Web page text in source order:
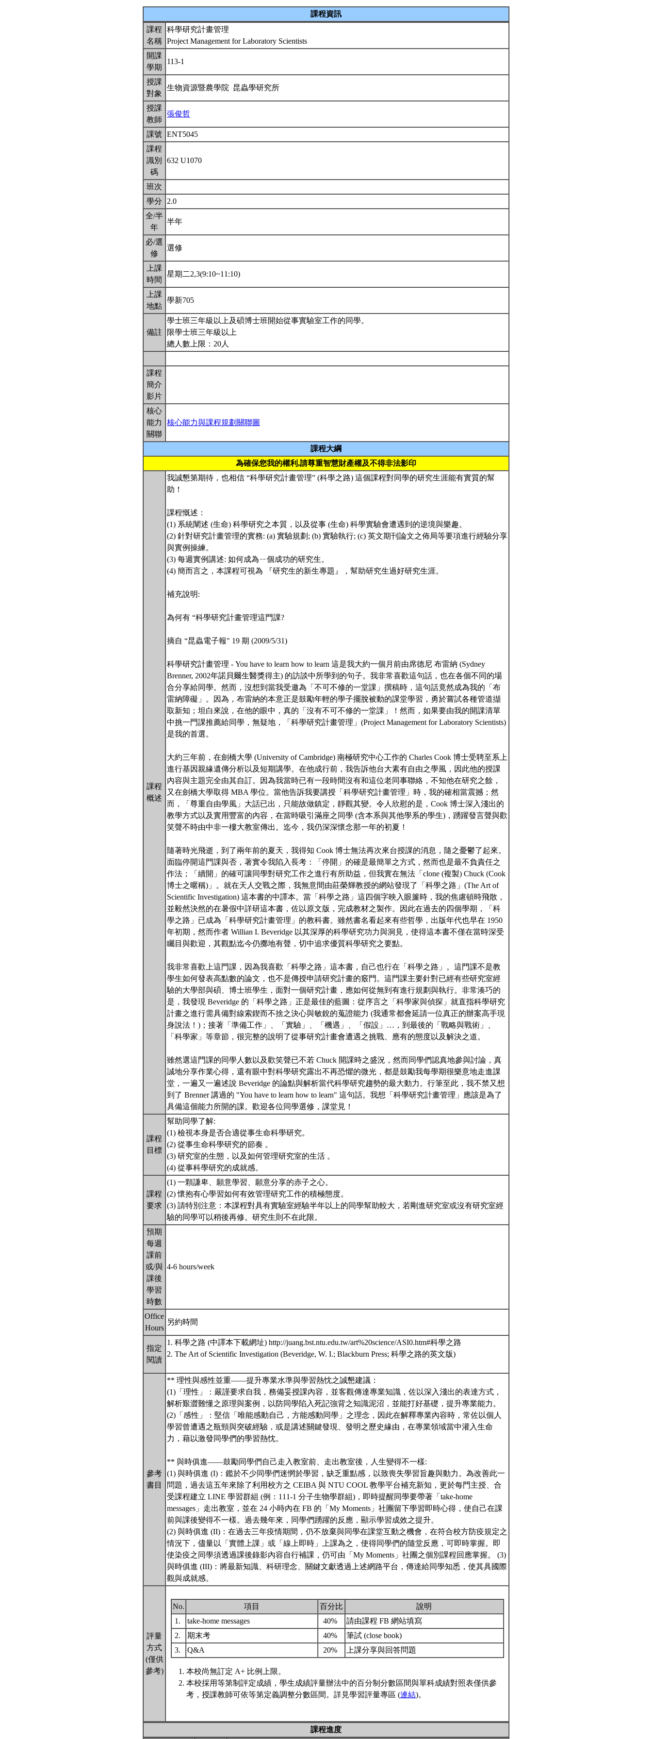
課程資訊
課程
名稱
科學研究計畫管理
Project Management for Laboratory Scientists
開課
學期
113-1
授課
對象
生物資源暨農學院 昆蟲學研究所
授課
教師
張俊哲
課號
ENT5045
課程
識別
碼
632 U1070
班次
學分
2.0
全/半
年
半年
必/選
修
選修
上課
時間
星期二2,3(9:10~11:10)
上課
地點
學新705
備註
學士班三年級以上及碩博士班開始從事實驗室工作的同學。
限學士班三年級以上
總人數上限：20人
課程
簡介
影片
核心
能力
關聯
核心能力與課程規劃關聯圖
課程大綱
為確保您我的權利,請尊重智慧財產權及不得非法影印
課程
概述
我誠懇第期待，也相信 “科學研究計畫管理” (科學之路) 這個課程對同學的研究生涯能有實質的幫
助！
課程慨述：
(1) 系統闡述 (生命) 科學研究之本質，以及從事 (生命) 科學實驗會遭遇到的逆境與樂趣。
(2) 針對研究計畫管理的實務: (a) 實驗規劃; (b) 實驗執行; (c) 英文期刊論文之佈局等要項進行經驗分享
與實例操練。
(3) 每週實例講述: 如何成為ㄧ個成功的研究生。
(4) 簡而言之，本課程可視為 『研究生的新生專題』，幫助研究生過好研究生涯。
補充說明:
為何有 “科學研究計畫管理這門課?
摘自 “昆蟲電子報" 19 期 (2009/5/31)
科學研究計畫管理 - You have to learn how to learn 這是我大約一個月前由席德尼 布雷納 (Sydney
Brenner, 2002年諾貝爾生醫獎得主) 的訪談中所學到的句子。我非常喜歡這句話，也在各個不同的場
合分享給同學。然而，沒想到當我受邀為「不可不修的一堂課」撰稿時，這句話竟然成為我的「布
雷納障礙」。因為，布雷納的本意正是鼓勵年輕的學子擺脫被動的課堂學習，勇於嘗試各種管道擷
取新知；坦白來說，在他的眼中，真的「沒有不可不修的一堂課」！然而，如果要由我的開課清單
中挑一門課推薦給同學，無疑地，「科學研究計畫管理」(Project Management for Laboratory Scientists)
是我的首選。
大約三年前，在劍橋大學 (University of Cambridge) 南極研究中心工作的 Charles Cook 博士受聘至系上
進行基因親緣遺傳分析以及短期講學。在他成行前，我告訴他台大素有自由之學風，因此他的授課
內容與主題完全由其自訂。因為我當時已有一段時間沒有和這位老同事聯絡，不知他在研究之餘，
又在劍橋大學取得 MBA 學位。當他告訴我要講授「科學研究計畫管理」時，我的確相當震撼；然
而，「尊重自由學風」大話已出，只能故做鎮定，靜觀其變。令人欣慰的是，Cook 博士深入淺出的
教學方式以及實用豐富的內容，在當時吸引滿座之同學 (含本系與其他學系的學生)，踴躍發言聲與歡
笑聲不時由中非一樓大教室傳出。迄今，我仍深深懷念那一年的初夏！
隨著時光飛逝，到了兩年前的夏天，我得知 Cook 博士無法再次來台授課的消息，隨之憂鬱了起來。
面臨停開這門課與否，著實令我陷入長考：「停開」的確是最簡單之方式，然而也是最不負責任之
作法；「續開」的確可讓同學對研究工作之進行有所助益，但我實在無法「clone (複製) Chuck (Cook
博士之暱稱)」。就在天人交戰之際，我無意間由莊榮輝教授的網站發現了「科學之路」(The Art of
Scientific Investigation) 這本書的中譯本。當「科學之路」這四個字映入眼簾時，我的焦慮頓時飛散，
並毅然決然的在暑假中詳研這本書，佐以原文版，完成教材之製作。因此在過去的四個學期，「科
學之路」已成為「科學研究計畫管理」的教科書。雖然書名看起來有些哲學，出版年代也早在 1950
年初期，然而作者 Willian I. Beveridge 以其深厚的科學研究功力與洞見，使得這本書不僅在當時深受
矚目與歡迎，其觀點迄今仍擲地有聲，切中追求優質科學研究之要點。
我非常喜歡上這門課，因為我喜歡「科學之路」這本書，自己也行在「科學之路」。這門課不是教
學生如何發表高點數的論文，也不是傳授申請研究計畫的竅門。這門課主要針對已經有些研究室經
驗的大學部與碩、博士班學生，面對一個研究計畫，應如何從無到有進行規劃與執行。非常湊巧的
是，我發現 Beveridge 的「科學之路」正是最佳的藍圖：從序言之「科學家與偵探」就直指科學研究
計畫之進行需具備對線索鍥而不捨之決心與敏銳的蒐證能力 (我通常都會延請一位真正的辦案高手現
身說法！)；接著「準備工作」、「實驗」、「機遇」、「假設」…，到最後的「戰略與戰術」、
「科學家」等章節，很完整的說明了從事研究計畫會遭遇之挑戰、應有的態度以及解決之道。
雖然選這門課的同學人數以及歡笑聲已不若 Chuck 開課時之盛況，然而同學們認真地參與討論，真
誠地分享作業心得，還有眼中對科學研究露出不再恐懼的微光，都是鼓勵我每學期很樂意地走進課
堂，一遍又一遍述說 Beveridge 的論點與解析當代科學研究趨勢的最大動力。行筆至此，我不禁又想
到了 Brenner 講過的 "You have to learn how to learn" 這句話。我想「科學研究計畫管理」應該是為了
具備這個能力所開的課。歡迎各位同學選修，課堂見！
課程
目標
幫助同學了解:
(1) 檢視本身是否合適從事生命科學研究。
(2) 從事生命科學研究的節奏 。
(3) 研究室的生態，以及如何管理研究室的生活 。
(4) 從事科學研究的成就感。
課程
要求
(1) 一顆謙卑、願意學習、願意分享的赤子之心。
(2) 懷抱有心學習如何有效管理研究工作的積極態度。
(3) 請特別注意：本課程對具有實驗室經驗半年以上的同學幫助較大，若剛進研究室或沒有研究室經
驗的同學可以稍後再修。研究生則不在此限。
預期
每週
課前
或/與
課後
學習
時數
4-6 hours/week
Office
Hours
另約時間
指定
閱讀
1. 科學之路 (中譯本下載網址) http://juang.bst.ntu.edu.tw/art%20science/ASI0.htm#科學之路
2. The Art of Scientific Investigation (Beveridge, W. I.; Blackburn Press; 科學之路的英文版)
參考
書目
** 理性與感性並重——提升專業水準與學習熱忱之誠懇建議：
(1)「理性」：嚴謹要求自我，務備妥授課內容，並客觀傳達專業知識，佐以深入淺出的表達方式，
解析艱澀難懂之原理與案例，以防同學陷入死記強背之知識泥沼，並能打好基礎，提升專業能力。
(2)「感性」：堅信「唯能感動自己，方能感動同學」之理念，因此在解釋專業內容時，常佐以個人
學習曾遭遇之瓶頸與突破經驗，或是講述關鍵發現、發明之歷史緣由，在專業領域當中灌入生命
力，藉以激發同學們的學習熱忱。
** 與時俱進——鼓勵同學們自己走入教室前、走出教室後，人生變得不一樣:
(1) 與時俱進 (I)：鑑於不少同學們迷惘於學習，缺乏重點感，以致喪失學習旨趣與動力。為改善此一
問題，過去這五年來除了利用校方之 CEIBA 與 NTU COOL 教學平台補充新知，更於每門主授、合
受課程建立 LINE 學習群組 (例：111-1 分子生物學群組)，即時提醒同學要帶著「take-home
messages」走出教室，並在 24 小時內在 FB 的「My Moments」社團留下學習即時心得，使自己在課
前與課後變得不一樣。過去幾年來，同學們踴躍的反應，顯示學習成效之提升。
(2) 與時俱進 (II)：在過去三年疫情期間，仍不放棄與同學在課堂互動之機會，在符合校方防疫規定之
情況下，儘量以「實體上課」或「線上即時」上課為之，使得同學們的隨堂反應，可即時掌握。即
使染疫之同學須透過課後錄影內容自行補課，仍可由「My Moments」社團之個別課程回應掌握。 (3)
與時俱進 (III)：將最新知識、科研理念、關鍵文獻透過上述網路平台，傳達給同學知悉，使其具國際
觀與成就感。
評量
方式
(僅供
參考)
No. 項目 百分比
說明
1.
take-home messages 40%
請由課程 FB 網站填寫
2.
期末考 40%
筆試 (close book)
3.
Q&A 20% 上課分享與回答問題
本校尚無訂定 A+ 比例上限。
本校採用等第制評定成績，學生成績評量辦法中的百分制分數區間與單科成績對照表僅供參
考，授課教師可依等第定義調整分數區間。詳見學習評量專區 (連結)。
課程進度